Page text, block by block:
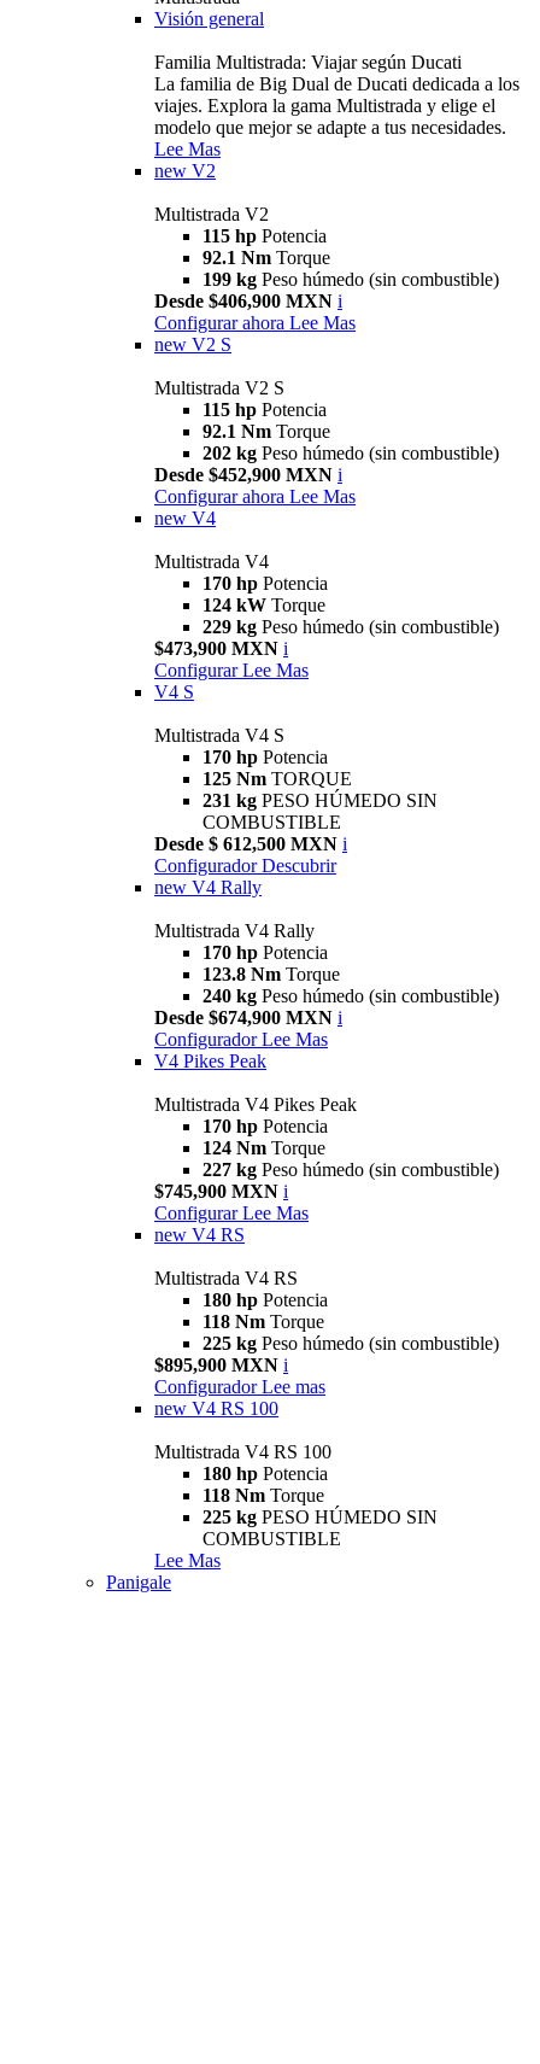
Visión general
Familia Multistrada: Viajar según Ducati
La familia de Big Dual de Ducati dedicada a los
viajes. Explora la gama Multistrada y elige el
modelo que mejor se adapte a tus necesidades.
Lee Mas
new V2
Multistrada V2
115 hp Potencia
92.1 Nm Torque
199 kg Peso húmedo (sin combustible)
Desde $406,900 MXN i
Configurar ahora Lee Mas
new V2 S
Multistrada V2 S
115 hp Potencia
92.1 Nm Torque
202 kg Peso húmedo (sin combustible)
Desde $452,900 MXN i
Configurar ahora Lee Mas
new V4
Multistrada V4
170 hp Potencia
124 kW Torque
229 kg Peso húmedo (sin combustible)
$473,900 MXN i
Configurar Lee Mas
V4 S
Multistrada V4 S
170 hp Potencia
125 Nm TORQUE
231 kg PESO HÚMEDO SIN
COMBUSTIBLE
Desde $ 612,500 MXN i
Configurador Descubrir
new V4 Rally
Multistrada V4 Rally
170 hp Potencia
123.8 Nm Torque
240 kg Peso húmedo (sin combustible)
Desde $674,900 MXN i
Configurador Lee Mas
V4 Pikes Peak
Multistrada V4 Pikes Peak
170 hp Potencia
124 Nm Torque
227 kg Peso húmedo (sin combustible)
$745,900 MXN i
Configurar Lee Mas
new V4 RS
Multistrada V4 RS
180 hp Potencia
118 Nm Torque
225 kg Peso húmedo (sin combustible)
$895,900 MXN i
Configurador Lee mas
new V4 RS 100
Multistrada V4 RS 100
180 hp Potencia
118 Nm Torque
225 kg PESO HÚMEDO SIN
COMBUSTIBLE
Lee Mas
Panigale